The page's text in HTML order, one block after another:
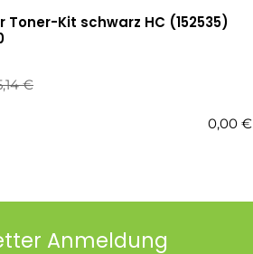
Toner-Kit schwarz HC (152535)
€
0,00 €
Anmeldung